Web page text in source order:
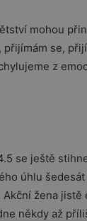
mohou
se,
z
se ještě
úhlu
žena
někdy až